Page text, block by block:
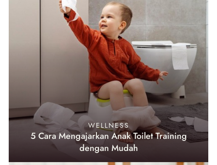
WELLNESS
5 Cara Mengajarkan Anak Toilet Training
dengan Mudah